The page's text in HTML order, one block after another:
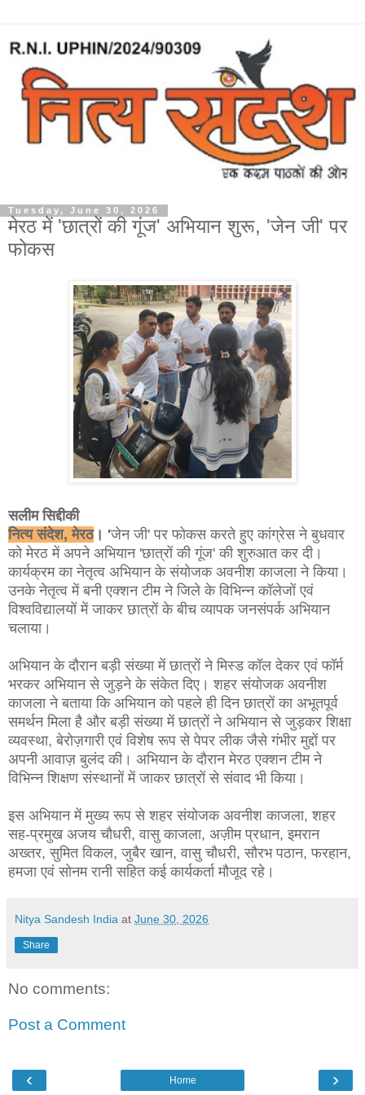
Tuesday, June 30, 2026
मेरठ में 'छात्रों की गूंज' अभियान शुरू, 'जेन जी' पर
फोकस
सलीम सिद्दीकी
नित्य संदेश, मेरठ। 'जेन जी' पर फोकस करते हुए कांग्रेस ने बुधवार
को मेरठ में अपने अभियान 'छात्रों की गूंज' की शुरुआत कर दी।
कार्यक्रम का नेतृत्व अभियान के संयोजक अवनीश काजला ने किया।
उनके नेतृत्व में बनी एक्शन टीम ने जिले के विभिन्न कॉलेजों एवं
विश्वविद्यालयों में जाकर छात्रों के बीच व्यापक जनसंपर्क अभियान
चलाया।
अभियान के दौरान बड़ी संख्या में छात्रों ने मिस्ड कॉल देकर एवं फॉर्म
भरकर अभियान से जुड़ने के संकेत दिए। शहर संयोजक अवनीश
काजला ने बताया कि अभियान को पहले ही दिन छात्रों का अभूतपूर्व
समर्थन मिला है और बड़ी संख्या में छात्रों ने अभियान से जुड़कर शिक्षा
व्यवस्था, बेरोज़गारी एवं विशेष रूप से पेपर लीक जैसे गंभीर मुद्दों पर
अपनी आवाज़ बुलंद की। अभियान के दौरान मेरठ एक्शन टीम ने
विभिन्न शिक्षण संस्थानों में जाकर छात्रों से संवाद भी किया।
इस अभियान में मुख्य रूप से शहर संयोजक अवनीश काजला, शहर
सह-प्रमुख अजय चौधरी, वासु काजला, अज़ीम प्रधान, इमरान
अख्तर, सुमित विकल, जुबैर खान, वासु चौधरी, सौरभ पठान, फरहान,
हमजा एवं सोनम रानी सहित कई कार्यकर्ता मौजूद रहे।
Nitya Sandesh India at June 30, 2026
Share
No comments:
Post a Comment
‹ ›
Home